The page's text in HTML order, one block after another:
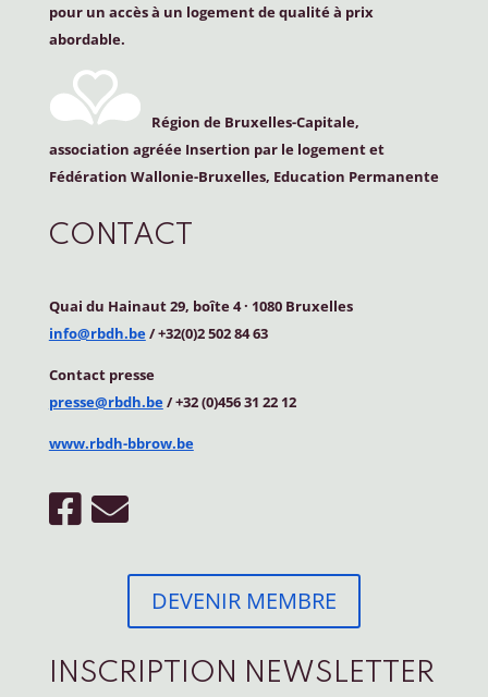
pour un accès à un logement de qualité à prix
abordable.
Région de Bruxelles-Capitale,
association agréée Insertion par le logement et
Fédération Wallonie-Bruxelles, Education Permanente
CONTACT
Quai du Hainaut 29, boîte 4· 1080 Bruxelles
info@rbdh.be/ +32(0)2 502 84 63
Contact presse
presse@rbdh.be/ +32 (0)456 31 22 12
www.rbdh-bbrow.be
DEVENIR MEMBRE
INSCRIPTION NEWSLETTER